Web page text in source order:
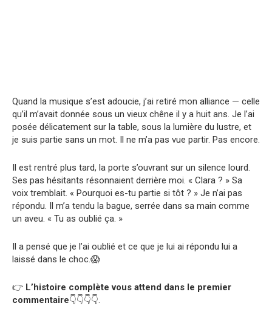
Quand la musique s’est adoucie, j’ai retiré mon alliance — celle
qu’il m’avait donnée sous un vieux chêne il y a huit ans. Je l’ai
posée délicatement sur la table, sous la lumière du lustre, et
je suis partie sans un mot. Il ne m’a pas vue partir. Pas encore.
Il est rentré plus tard, la porte s’ouvrant sur un silence lourd.
Ses pas hésitants résonnaient derrière moi. « Clara ? » Sa
voix tremblait. « Pourquoi es-tu partie si tôt ? » Je n’ai pas
répondu. Il m’a tendu la bague, serrée dans sa main comme
un aveu. « Tu as oublié ça. »
Il a pensé que je l’ai oublié et ce que je lui ai répondu lui a
laissé dans le choc.😱
👉 L’histoire complète vous attend dans le premier
commentaire👇👇👇👇.